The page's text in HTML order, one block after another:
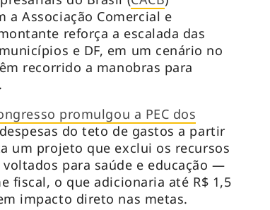
a Associação Comercial e
reforça a escalada das
e DF, em um cenário no
recorrido a manobras para
promulgou a PEC dos
do teto de gastos a partir
um projeto que exclui os recursos
para saúde e educação —
fiscal, o que adicionaria até R$ 1,5
impacto direto nas metas.